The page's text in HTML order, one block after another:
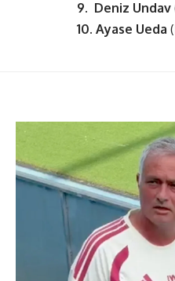
9. Deniz Undav
10. Ayase Ueda